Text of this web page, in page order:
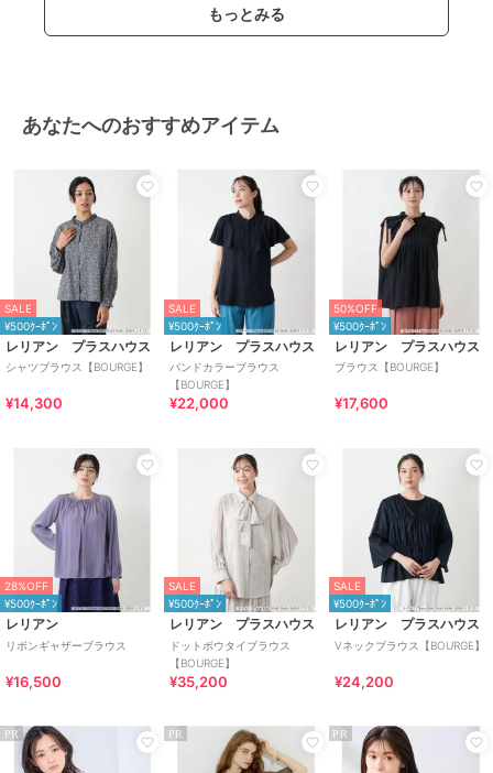
もっとみる
あなたへのおすすめアイテム
SALE
¥500ｸｰﾎﾟﾝ
レリアン プラスハウス
シャツブラウス【BOURGE】
¥14,300
SALE
¥500ｸｰﾎﾟﾝ
レリアン プラスハウス
バンドカラーブラウス
【BOURGE】
¥22,000
50%OFF
¥500ｸｰﾎﾟﾝ
レリアン プラスハウス
ブラウス【BOURGE】
¥17,600
28%OFF
¥500ｸｰﾎﾟﾝ
レリアン
リボンギャザーブラウス
¥16,500
SALE
¥500ｸｰﾎﾟﾝ
レリアン プラスハウス
ドットボウタイブラウス
【BOURGE】
¥35,200
SALE
¥500ｸｰﾎﾟﾝ
レリアン プラスハウス
Vネックブラウス【BOURGE】
¥24,200
PR PR PR